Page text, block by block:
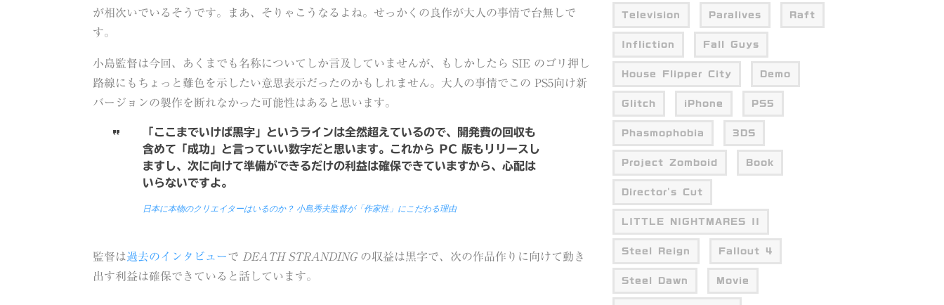
が相次いでいるそうです。まあ、そりゃこうなるよね。せっかくの良作が大人の事情で台無しで
す。
小島監督は今回、あくまでも名称についてしか言及していませんが、もしかしたら SIE のゴリ押し
路線にもちょっと難色を示したい意思表示だったのかもしれません。大人の事情でこの PS5向け新
バージョンの製作を断れなかった可能性はあると思います。
「ここまでいけば黒字」というラインは全然超えているので、開発費の回収も
含めて「成功」と言っていい数字だと思います。これから PC 版もリリースし
ますし、次に向けて準備ができるだけの利益は確保できていますから、心配は
いらないですよ。
日本に本物のクリエイターはいるのか？ 小島秀夫監督が「作家性」にこだわる理由
監督は過去のインタビューで DEATH STRANDINGの収益は黒字で、次の作品作りに向けて動き
出す利益は確保できていると話しています。
Television Paralives Raft
Infliction Fall Guys
House Flipper City Demo
Glitch iPhone PS5
Phasmophobia 3DS
Project Zomboid Book
Director's Cut
LITTLE NIGHTMARES II
Steel Reign Fallout 4
Steel Dawn Movie